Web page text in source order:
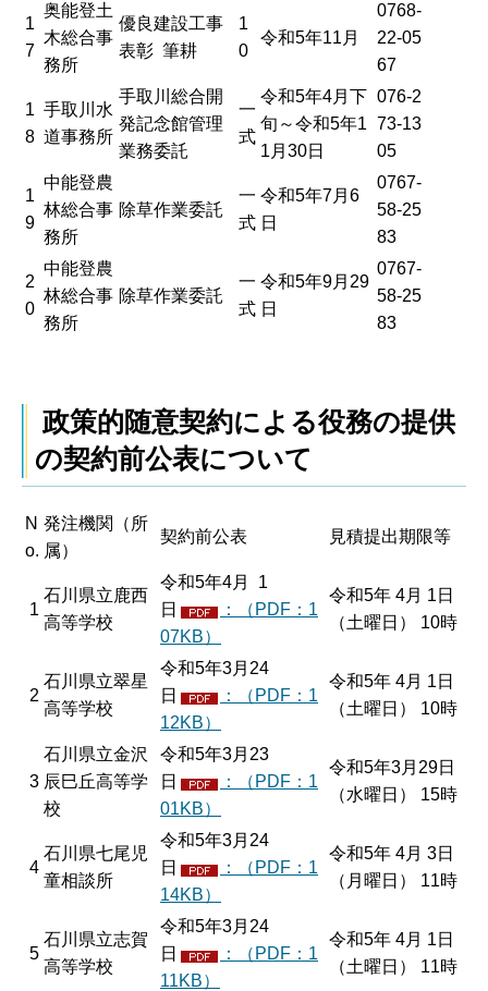
1
7
奥能登土
木総合事
務所
優良建設工事
表彰 筆耕
1
0
令和5年11月
0768-
22-05
67
1
8
手取川水
道事務所
手取川総合開
発記念館管理
業務委託
一
式
令和5年4月下
旬～令和5年1
1月30日
076-2
73-13
05
1
9
中能登農
林総合事
務所
除草作業委託
一
式
令和5年7月6
日
0767-
58-25
83
2
0
中能登農
林総合事
務所
除草作業委託
一
式
令和5年9月29
日
0767-
58-25
83
政策的随意契約による役務の提供
の契約前公表について
N
o.
発注機関（所
属）
契約前公表 見積提出期限等
1
石川県立鹿西
高等学校
令和5年4月 1
日
：（PDF：1
07KB）
令和5年 4月 1日
（土曜日） 10時
2
石川県立翠星
高等学校
令和5年3月24
日
：（PDF：1
12KB）
令和5年 4月 1日
（土曜日） 10時
3
石川県立金沢
辰巳丘高等学
校
令和5年3月23
日
：（PDF：1
01KB）
令和5年3月29日
（水曜日） 15時
4
石川県七尾児
童相談所
令和5年3月24
日
：（PDF：1
14KB）
令和5年 4月 3日
（月曜日） 11時
5
石川県立志賀
高等学校
令和5年3月24
日
：（PDF：1
11KB）
令和5年 4月 1日
（土曜日） 11時